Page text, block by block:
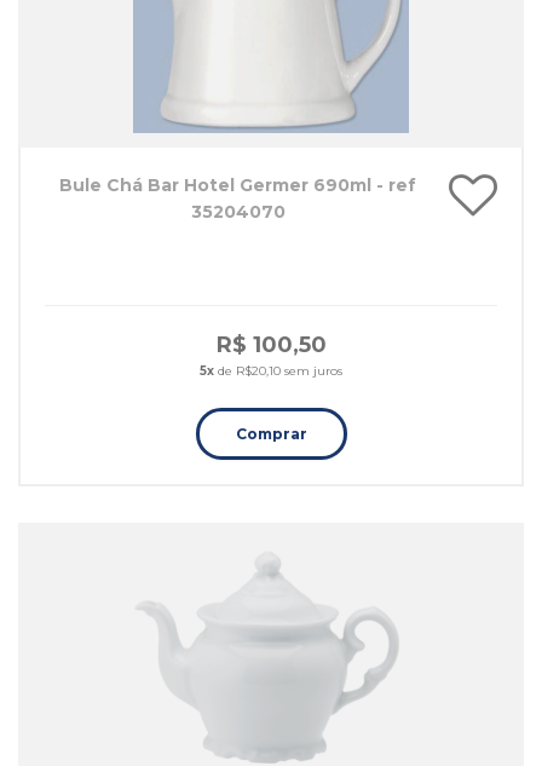
Bule Chá Bar Hotel Germer 690ml - ref
35204070
R$ 100,50
5x de R$20,10 sem juros
Comprar